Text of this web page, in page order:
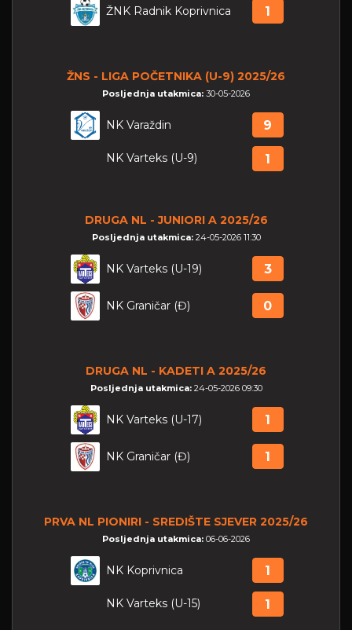
ŽNK Radnik Koprivnica 1
ŽNS - LIGA POČETNIKA (U-9) 2025/26
Posljednja utakmica: 30-05-2026
NK Varaždin 9
NK Varteks (U-9) 1
DRUGA NL - JUNIORI A 2025/26
Posljednja utakmica: 24-05-2026 11:30
NK Varteks (U-19) 3
NK Graničar (Đ) 0
DRUGA NL - KADETI A 2025/26
Posljednja utakmica: 24-05-2026 09:30
NK Varteks (U-17) 1
NK Graničar (Đ) 1
PRVA NL PIONIRI - SREDIŠTE SJEVER 2025/26
Posljednja utakmica: 06-06-2026
NK Koprivnica 1
NK Varteks (U-15) 1